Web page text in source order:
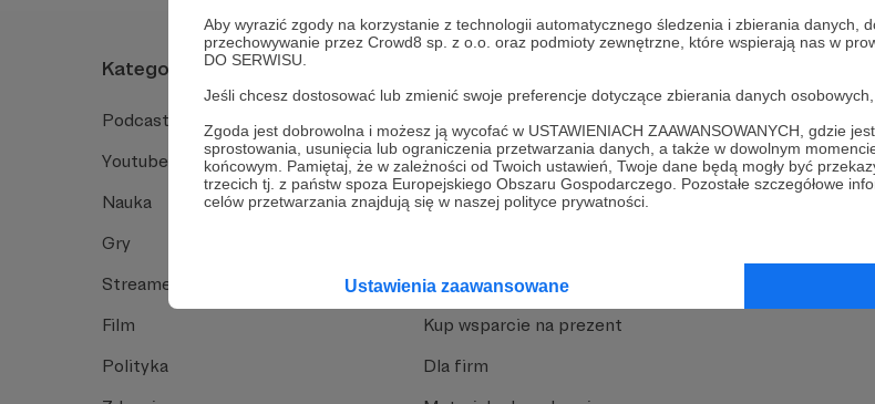
Aby wyrazić zgody na korzystanie z technologii automatycznego śledzenia i zbierania danych,
przechowywanie przez Crowd8 sp. z o.o. oraz podmioty zewnętrzne, które wspierają nas w
DO SERWISU.
Jeśli chcesz dostosować lub zmienić swoje preferencje dotyczące zbierania danych osobowych,
Zgoda jest dobrowolna i możesz ją wycofać w USTAWIENIACH ZAAWANSOWANYCH, gdzie
sprostowania, usunięcia lub ograniczenia przetwarzania danych, a także w dowolnym
końcowym. Pamiętaj, że w zależności od Twoich ustawień, Twoje dane będą mogły być
trzecich tj. z państw spoza Europejskiego Obszaru Gospodarczego. Pozostałe szczegółowe
celów przetwarzania znajdują się w naszej polityce prywatności.
Ustawienia zaawansowane
Kategorie
Podcast
Youtube
Nauka
Gry
Streamerzy
Film
Polityka
Jak to działa
Funkcje Patronite
Dlaczego Patronite?
Opinie Twórców
Kup wsparcie na prezent
Dla firm
MCN Patronite
Suppi.pl